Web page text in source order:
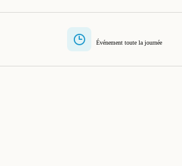
Événement toute la journée